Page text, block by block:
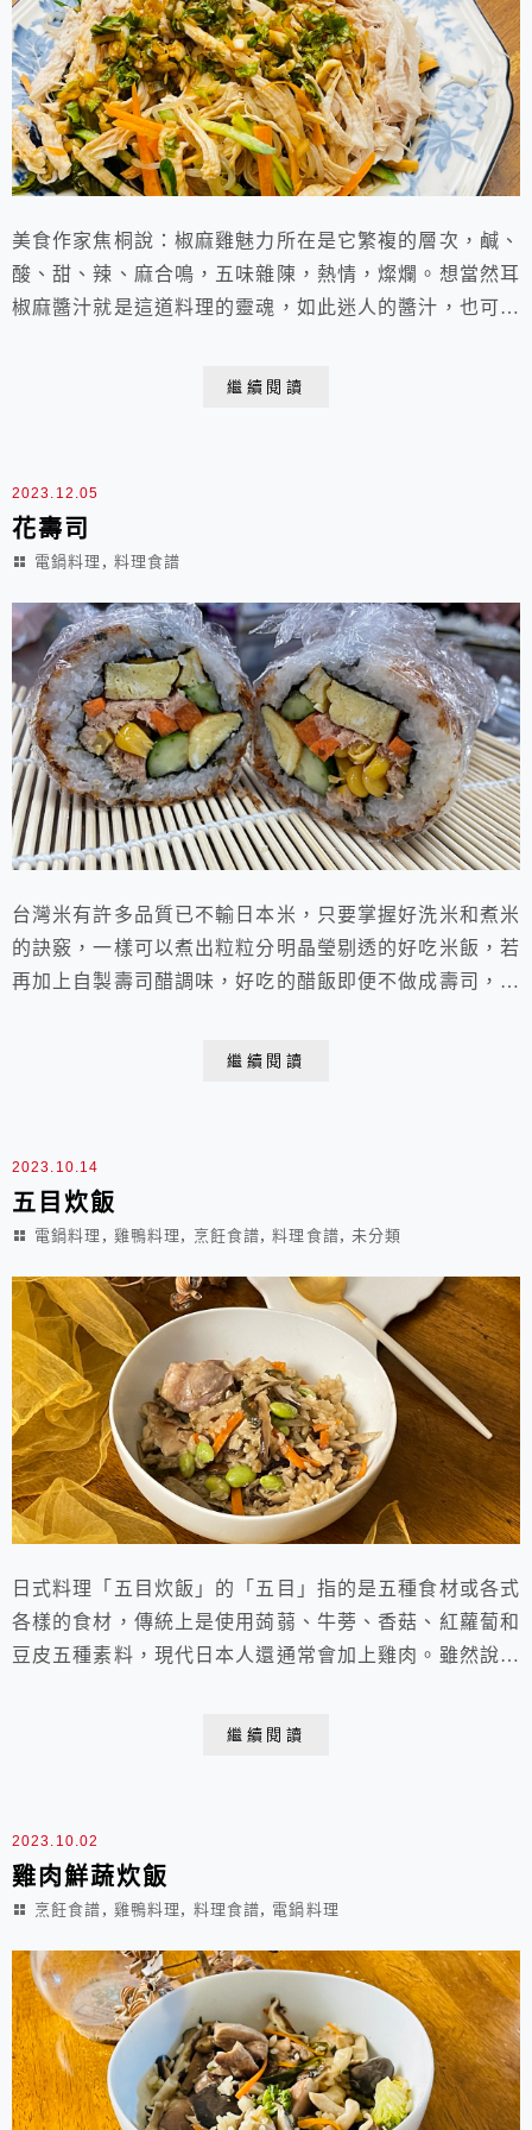
美食作家焦桐說：椒麻雞魅力所在是它繁複的層次，鹹、
酸、甜、辣、麻合鳴，五味雜陳，熱情，燦爛。想當然耳
椒麻醬汁就是這道料理的靈魂，如此迷人的醬汁，也可以
繼續閱讀
2023.12.05
花壽司
電鍋料理 , 料理食譜
台灣米有許多品質已不輸日本米，只要掌握好洗米和煮米
的訣竅，一樣可以煮出粒粒分明晶瑩剔透的好吃米飯，若
再加上自製壽司醋調味，好吃的醋飯即便不做成壽司，都
繼續閱讀
2023.10.14
五目炊飯
電鍋料理 , 雞鴨料理 , 烹飪食譜,料理食譜,未分類
日式料理「五目炊飯」的「五目」指的是五種食材或各式
各樣的食材，傳統上是使用蒟蒻、牛蒡、香菇、紅蘿蔔和
豆皮五種素料，現代日本人還通常會加上雞肉。雖然說生
繼續閱讀
2023.10.02
雞肉鮮蔬炊飯
烹飪食譜 , 雞鴨料理 , 料理食譜, 電鍋料理